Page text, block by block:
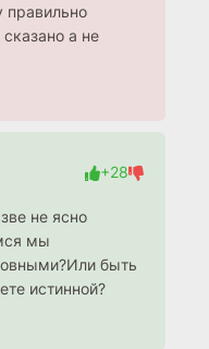
правильно
а не
+28
не ясно
мы
быть
истинной?